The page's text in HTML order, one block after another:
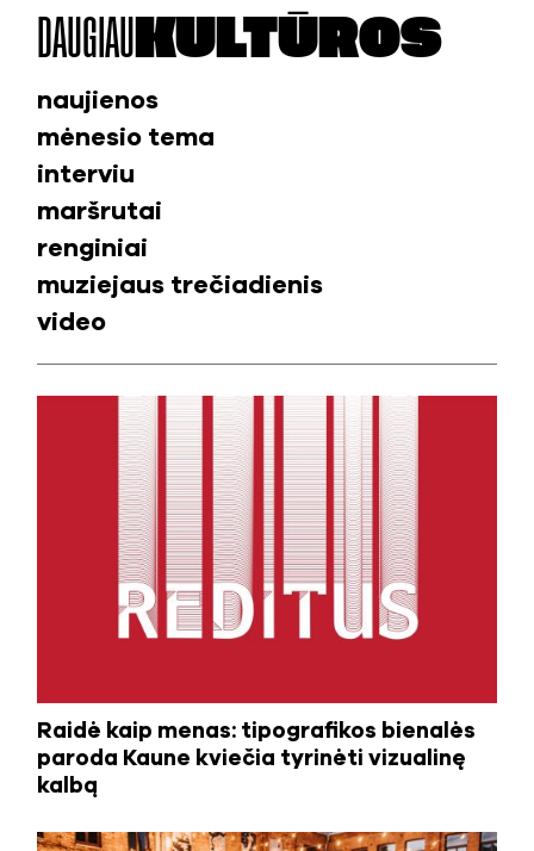
DAUGIAU KULTŪROS
Raidė kaip menas: tipografikos bienalės
paroda Kaune kviečia tyrinėti vizualinę
kalbą
naujienos
mėnesio tema
interviu
maršrutai
renginiai
muziejaus trečiadienis
video